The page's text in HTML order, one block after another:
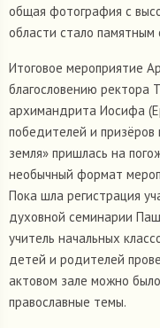
общая фотография с
области стало
Итоговое мероприятие
благословению ректора
архимандрита Иосифа
победителей и
земля» пришлась на
необычный формат
Пока шла регистрация
духовной семинарии
учитель начальных
детей и родителей
актовом зале можно
православные темы.